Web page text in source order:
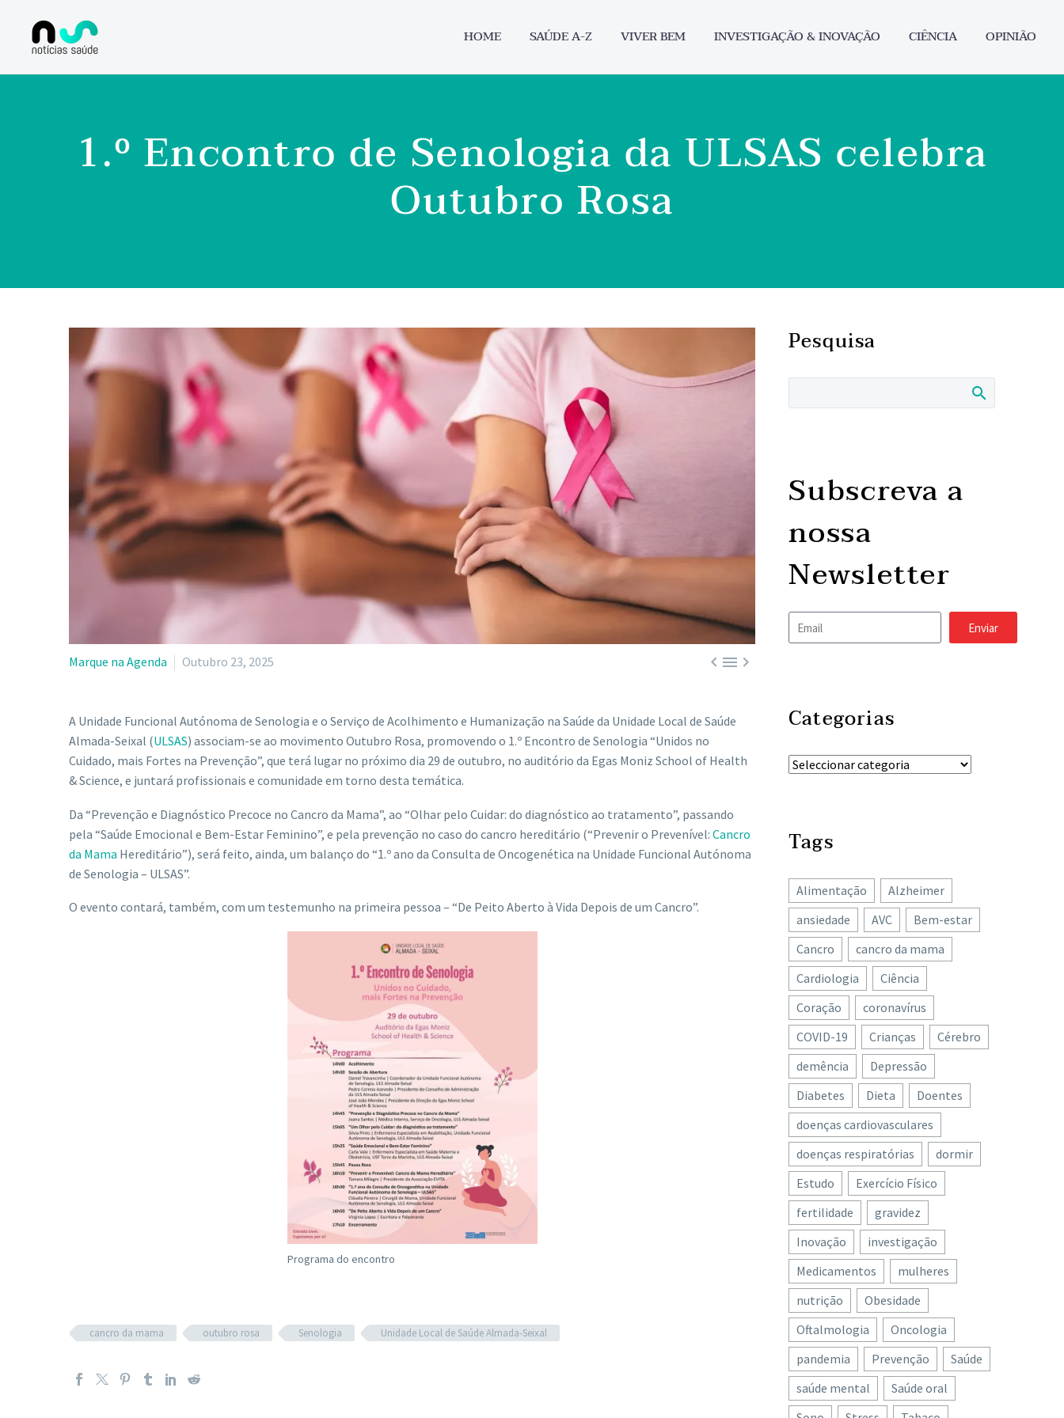
HOME SAÚDE A-Z VIVER BEM INVESTIGAÇÃO & INOVAÇÃO CIÊNCIA OPINIÃO
1.º Encontro de Senologia da ULSAS celebra
Outubro Rosa

Marque na Agenda Outubro 23, 2025
A Unidade Funcional Autónoma de Senologia e o Serviço de Acolhimento e Humanização na Saúde da Unidade Local de Saúde
Almada-Seixal (ULSAS) associam-se ao movimento Outubro Rosa, promovendo o 1.º Encontro de Senologia “Unidos no
Cuidado, mais Fortes na Prevenção”, que terá lugar no próximo dia 29 de outubro, no auditório da Egas Moniz School of Health
& Science, e juntará profissionais e comunidade em torno desta temática.
Da “Prevenção e Diagnóstico Precoce no Cancro da Mama”, ao “Olhar pelo Cuidar: do diagnóstico ao tratamento”, passando
pela “Saúde Emocional e Bem-Estar Feminino”, e pela prevenção no caso do cancro hereditário (“Prevenir o Prevenível: Cancro
da Mama Hereditário”), será feito, ainda, um balanço do “1.º ano da Consulta de Oncogenética na Unidade Funcional Autónoma
de Senologia – ULSAS”.
O evento contará, também, com um testemunho na primeira pessoa – “De Peito Aberto à Vida Depois de um Cancro”.
Programa do encontro
cancro da mama outubro rosa Senologia Unidade Local de Saúde Almada-Seixal
Pesquisa
Subscreva a
nossa
Newsletter
Enviar
Categorias
Tags
Alimentação
Alzheimer
ansiedade
AVC
Bem-estar
Cancro
cancro da mama
Cardiologia
Ciência
Coração
coronavírus
COVID-19
Crianças
Cérebro
demência
Depressão
Diabetes
Dieta
Doentes
doenças cardiovasculares
doenças respiratórias
dormir
Estudo
Exercício Físico
fertilidade
gravidez
Inovação
investigação
Medicamentos
mulheres
nutrição
Obesidade
Oftalmologia
Oncologia
pandemia
Prevenção
Saúde
saúde mental
Saúde oral